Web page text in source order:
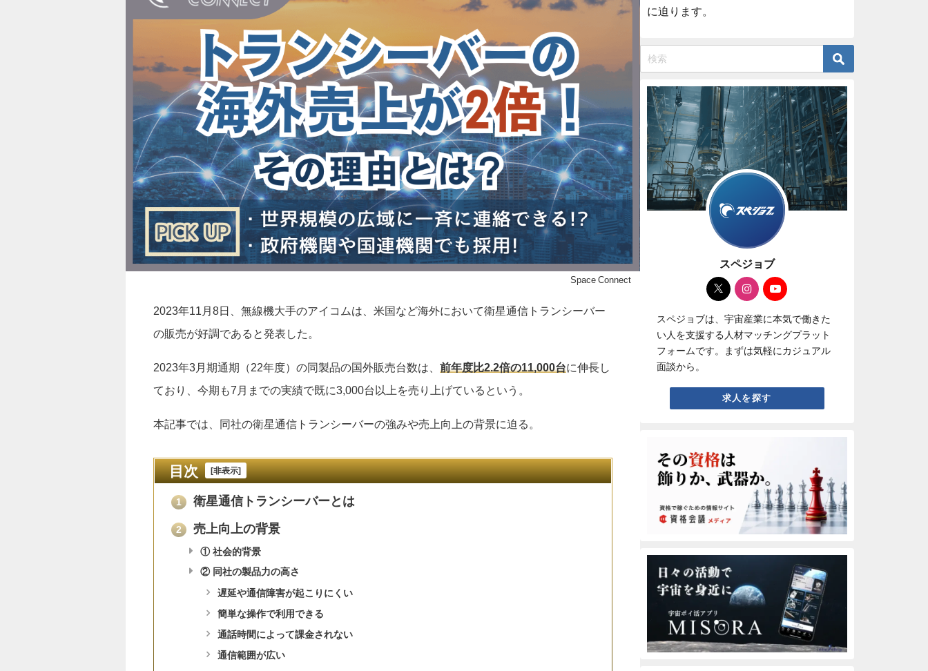
©Space Connect
2023年11月8日、無線機大手のアイコムは、米国など海外において衛星通信トランシーバー
の販売が好調であると発表した。
2023年3月期通期（22年度）の同製品の国外販売台数は、前年度比2.2倍の11,000台に伸長し
ており、今期も7月までの実績で既に3,000台以上を売り上げているという。
本記事では、同社の衛星通信トランシーバーの強みや売上向上の背景に迫る。
目次 [非表示]
1 衛星通信トランシーバーとは
2 売上向上の背景
① 社会的背景
② 同社の製品力の高さ
遅延や通信障害が起こりにくい
簡単な操作で利用できる
通話時間によって課金されない
通信範囲が広い
に迫ります。
スペジョブ
スペジョブは、宇宙産業に本気で働きた
い人を支援する人材マッチングプラット
フォームです。まずは気軽にカジュアル
面談から。
求人を探す